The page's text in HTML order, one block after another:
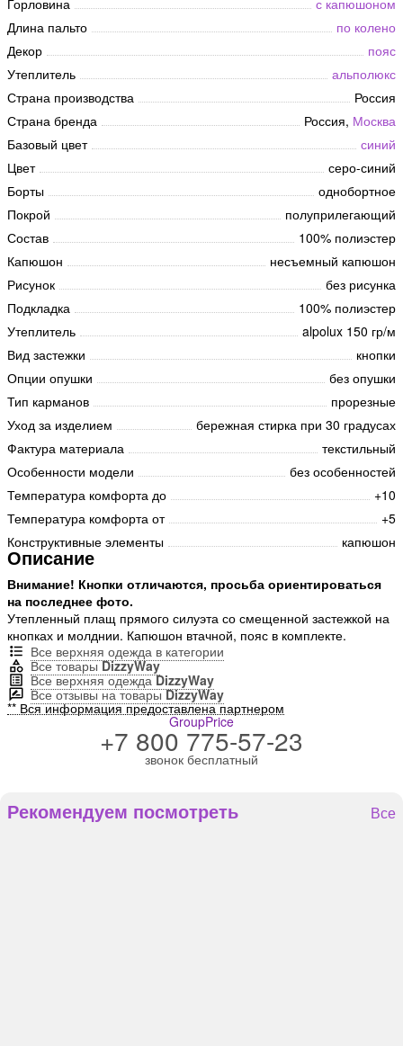
Горловина
с капюшоном
Длина пальто
по колено
Декор
пояс
Утеплитель
альполюкс
Страна производства
Россия
Страна бренда
Россия, Москва
Базовый цвет
синий
Цвет
серо-синий
Борты
однобортное
Покрой
полуприлегающий
Состав
100% полиэстер
Капюшон
несъемный капюшон
Рисунок
без рисунка
Подкладка
100% полиэстер
Утеплитель
alpolux 150 гр/м
Вид застежки
кнопки
Опции опушки
без опушки
Тип карманов
прорезные
Уход за изделием
бережная стирка при 30 градусах
Фактура материала
текстильный
Особенности модели
без особенностей
Температура комфорта до
+10
Температура комфорта от
+5
Конструктивные элементы
капюшон
Описание
Внимание! Кнопки отличаются, просьба ориентироваться
на последнее фото.
Утепленный плащ прямого силуэта со смещенной застежкой на
кнопках и молднии. Капюшон втачной, пояс в комплекте.
Все верхняя одежда в категории
Все товарыDizzyWay
Все верхняя одеждаDizzyWay
Все отзывы на товарыDizzyWay
** Вся информация предоставлена партнером
GroupPrice
+7 800 775-57-23
звонок бесплатный
Рекомендуем посмотреть Все